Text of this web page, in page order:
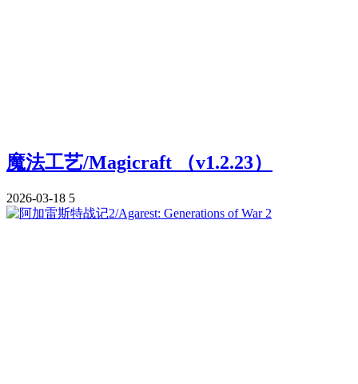
魔法工艺/Magicraft （v1.2.23）
2026-03-18 5